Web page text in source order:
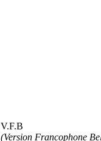
V.F.B
(Version Francophone